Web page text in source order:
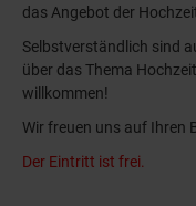
das Angebot der
Selbstverständlich sind
über das Thema
willkommen!
Wir freuen uns auf Ihren
Der Eintritt ist frei.